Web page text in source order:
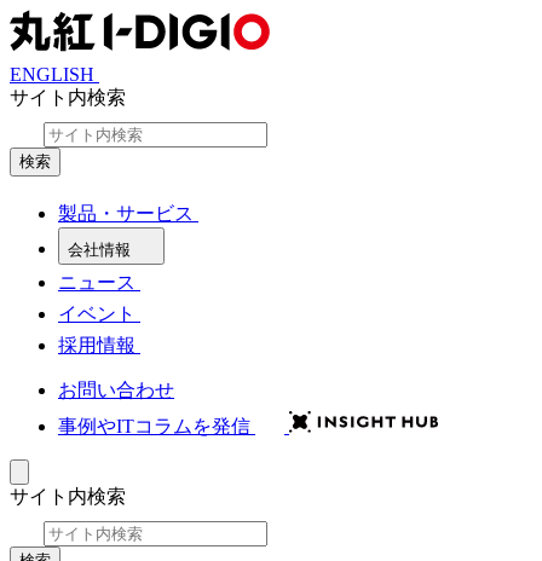
ENGLISH
サイト内検索
検索
製品・サービス
会社情報
ニュース
イベント
採用情報
お問い合わせ
事例やITコラムを発信
サイト内検索